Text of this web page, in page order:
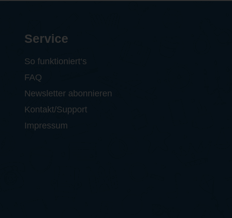
Service
So funktioniert‘s
FAQ
Newsletter abonnieren
Kontakt/Support
Impressum